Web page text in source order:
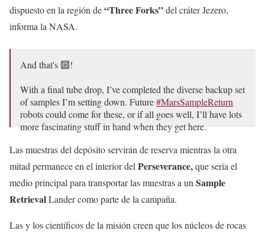
dispuesto en la región de“Three Forks”del cráter Jezero,
informa la NASA.
And that's 🔟!
With a final tube drop, I’ve completed the diverse backup set
of samples I’m setting down. Future#MarsSampleReturn
robots could come for these, or if all goes well, I’ll have lots
more fascinating stuff in hand when they get here.
More:https://t.co/GqgSvdmeHt
pic.twitter.com/6oKs2wmm9m
— NASA's Perseverance Mars Rover (@NASAPersevere)
January 30, 2023
Las muestras del depósito servirán de reserva mientras la otra
mitad permanece en el interior del Perseverance,que sería el
medio principal para transportar las muestras a un Sample
RetrievalLander como parte de la campaña.
Las y los científicos de la misión creen que los núcleos de rocas